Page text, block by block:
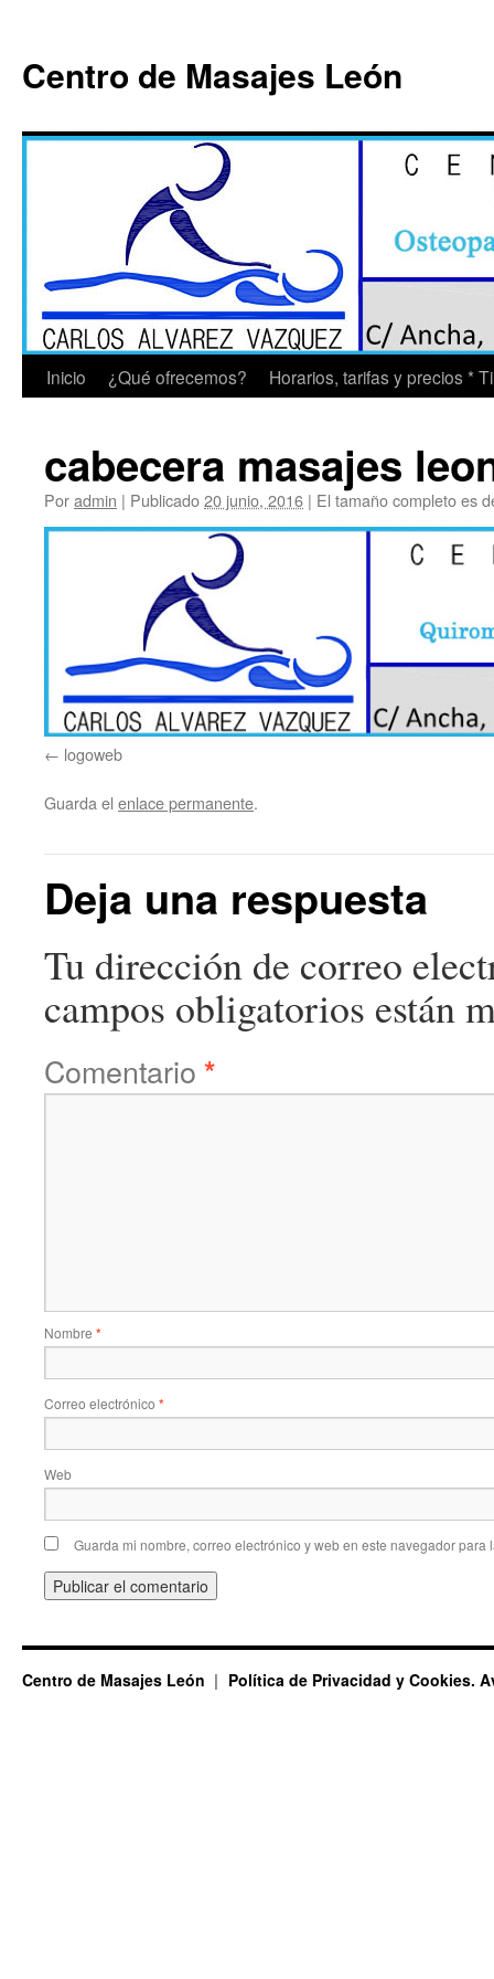
contenido
Centro de Masajes León
Inicio ¿Qué ofrecemos? Horarios, tarifas y precios *
cabecera masajes
Poradmin | Publicado20 junio, 2016 | El tamaño completo es
logoweb
Guarda el enlace permanente.
Deja una respuesta
Tu dirección de correo
campos obligatorios están
Comentario *
Nombre *
Correo electrónico *
Web
Guarda mi nombre, correo electrónico y web en este navegador para
Centro de Masajes León Política de Privacidad y Cookies.